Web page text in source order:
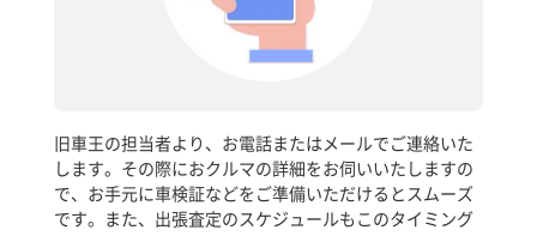
旧車王の担当者より、お電話またはメールでご連絡いた
します。その際におクルマの詳細をお伺いいたしますの
で、お手元に車検証などをご準備いただけるとスムーズ
です。また、出張査定のスケジュールもこのタイミング